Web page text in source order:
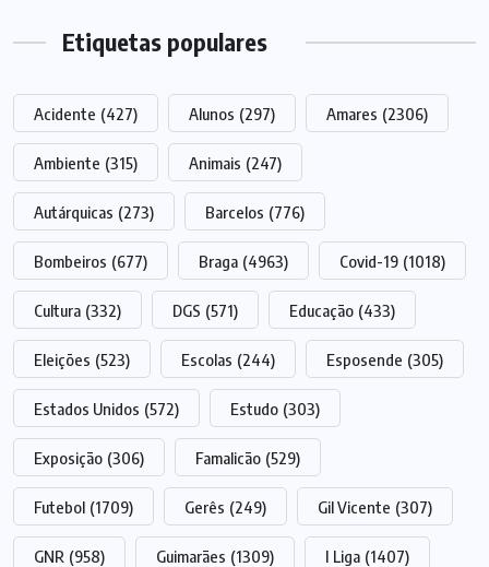
Etiquetas populares
Acidente (427) Alunos (297) Amares (2306)
Ambiente (315) Animais (247)
Autárquicas (273) Barcelos (776)
Bombeiros (677) Braga (4963) Covid-19 (1018)
Cultura (332) DGS (571) Educação (433)
Eleições (523) Escolas (244) Esposende (305)
Estados Unidos (572) Estudo (303)
Exposição (306) Famalicão (529)
Futebol (1709) Gerês (249) Gil Vicente (307)
GNR (958) Guimarães (1309) I Liga (1407)